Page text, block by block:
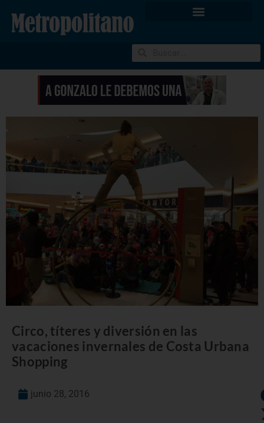
Circo, títeres y diversión en las
vacaciones invernales de Costa Urbana
Shopping
junio 28, 2016